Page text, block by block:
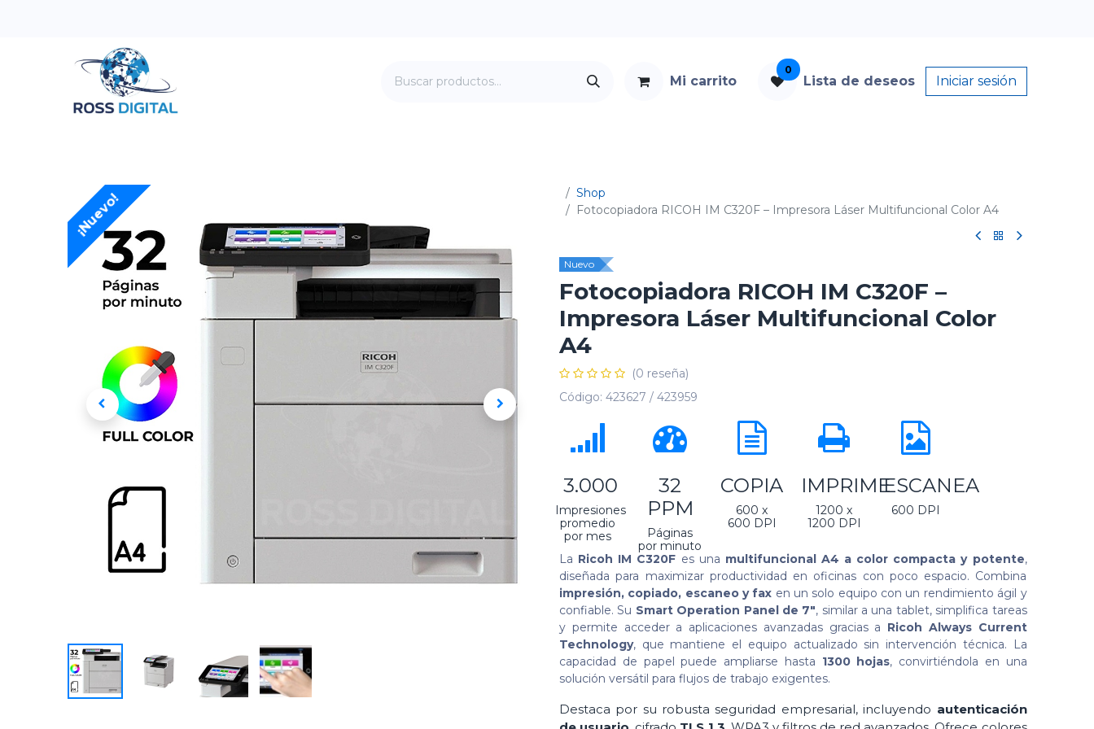
Mi carrito
0
Lista de deseos Iniciar sesión
¡Nuevo!
Shop
Fotocopiadora RICOH IM C320F – Impresora Láser Multifuncional Color A4
Nuevo
Fotocopiadora RICOH IM C320F –
Impresora Láser Multifuncional Color
A4
(0 reseña)
Código: 423627 / 423959
​ 3.000
Impresiones
promedio
por mes
32
PPM
Páginas
por minuto
COPIA
600 x
600 DPI
IMPRIME
1200 x
1200 DPI
ESCANEA
600 DPI
La Ricoh IM C320F es una multifuncional A4 a color compacta y potente,
diseñada para maximizar productividad en oficinas con poco espacio. Combina
impresión, copiado, escaneo y fax en un solo equipo con un rendimiento ágil y
confiable. Su Smart Operation Panel de 7", similar a una tablet, simplifica tareas
y permite acceder a aplicaciones avanzadas gracias a Ricoh Always Current
Technology, que mantiene el equipo actualizado sin intervención técnica. La
capacidad de papel puede ampliarse hasta 1300 hojas, convirtiéndola en una
solución versátil para flujos de trabajo exigentes.
Destaca por su robusta seguridad empresarial, incluyendo autenticación